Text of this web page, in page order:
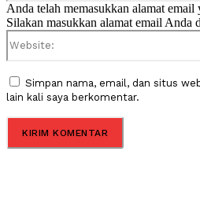
Anda telah memasukkan alamat email
Silakan masukkan alamat email Anda
Simpan nama, email, dan situs
lain kali saya berkomentar.